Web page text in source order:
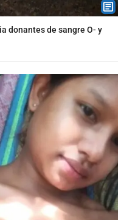
donantes de sangre O- y